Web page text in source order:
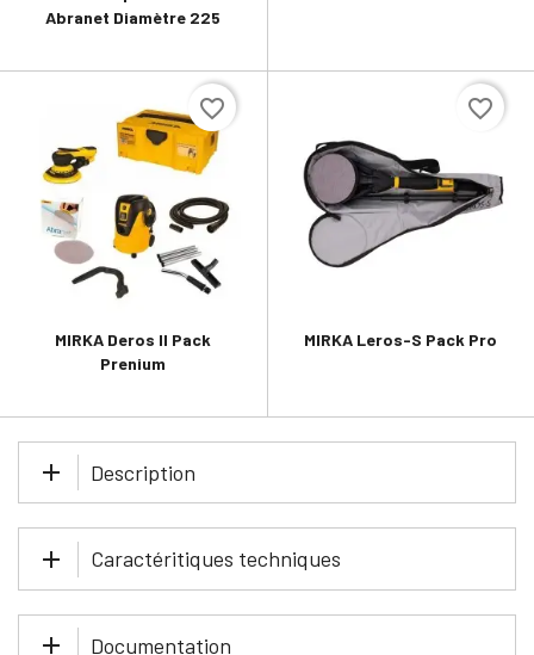
Abranet Diamètre 225
MIRKA Deros II Pack
Prenium
favorite_border
MIRKA Leros-S Pack Pro
favorite_border
Description
Caractéritiques techniques
Documentation